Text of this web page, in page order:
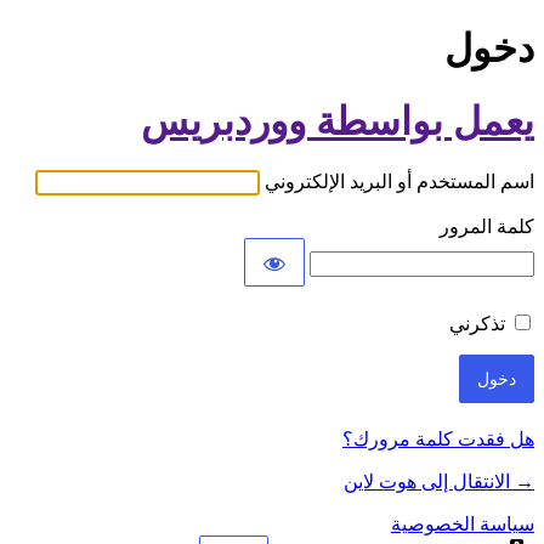
دخول
يعمل بواسطة ووردبريس
اسم المستخدم أو البريد الإلكتروني
كلمة المرور
تذكرني
هل فقدت كلمة مرورك؟
→ الانتقال إلى هوت لاين
سياسة الخصوصية